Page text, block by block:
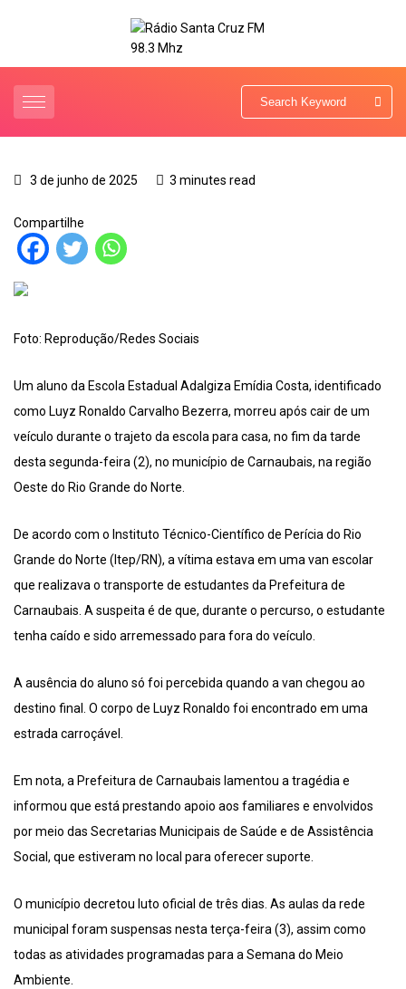
3 de junho de 2025 3 minutes read
Compartilhe
Foto: Reprodução/Redes Sociais
Um aluno da Escola Estadual Adalgiza Emídia Costa, identificado
como Luyz Ronaldo Carvalho Bezerra, morreu após cair de um
veículo durante o trajeto da escola para casa, no fim da tarde
desta segunda-feira (2), no município de Carnaubais, na região
Oeste do Rio Grande do Norte.
De acordo com o Instituto Técnico-Científico de Perícia do Rio
Grande do Norte (Itep/RN), a vítima estava em uma van escolar
que realizava o transporte de estudantes da Prefeitura de
Carnaubais. A suspeita é de que, durante o percurso, o estudante
tenha caído e sido arremessado para fora do veículo.
A ausência do aluno só foi percebida quando a van chegou ao
destino final. O corpo de Luyz Ronaldo foi encontrado em uma
estrada carroçável.
Em nota, a Prefeitura de Carnaubais lamentou a tragédia e
informou que está prestando apoio aos familiares e envolvidos
por meio das Secretarias Municipais de Saúde e de Assistência
Social, que estiveram no local para oferecer suporte.
O município decretou luto oficial de três dias. As aulas da rede
municipal foram suspensas nesta terça-feira (3), assim como
todas as atividades programadas para a Semana do Meio
Ambiente.